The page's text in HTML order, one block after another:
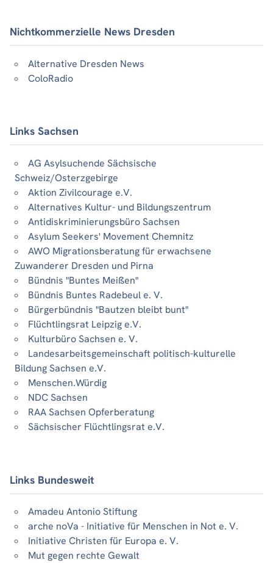
Nichtkommerzielle News Dresden
Alternative Dresden News
ColoRadio
Links Sachsen
AG Asylsuchende Sächsische
Schweiz/Osterzgebirge
Aktion Zivilcourage e.V.
Alternatives Kultur- und Bildungszentrum
Antidiskriminierungsbüro Sachsen
Asylum Seekers' Movement Chemnitz
AWO Migrationsberatung für erwachsene
Zuwanderer Dresden und Pirna
Bündnis "Buntes Meißen"
Bündnis Buntes Radebeul e. V.
Bürgerbündnis "Bautzen bleibt bunt"
Flüchtlingsrat Leipzig e.V.
Kulturbüro Sachsen e. V.
Landesarbeitsgemeinschaft politisch-kulturelle
Bildung Sachsen e.V.
Menschen.Würdig
NDC Sachsen
RAA Sachsen Opferberatung
Sächsischer Flüchtlingsrat e.V.
Links Bundesweit
Amadeu Antonio Stiftung
arche noVa - Initiative für Menschen in Not e. V.
Initiative Christen für Europa e. V.
Mut gegen rechte Gewalt